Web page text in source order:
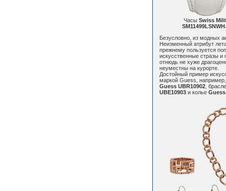
Часы Swiss
Безусловно, из модных
Неизменный атрибут
прежнему пользуется
искусственные стразы и
отнюдь не хуже
неуместны на курорте.
Достойный пример
маркой Guess,
Guess UBR10902,
UBE10903и колье Guess